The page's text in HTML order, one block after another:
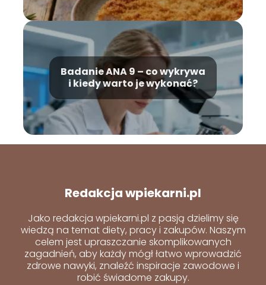
Badanie ANA 9 – co wykrywa
i kiedy warto je wykonać?
Redakcja wpiekarni.pl
Jako redakcja wpiekarni.pl z pasją dzielimy się
wiedzą na temat diety, pracy i zakupów. Naszym
celem jest upraszczanie skomplikowanych
zagadnień, aby każdy mógł łatwo wprowadzić
zdrowe nawyki, znaleźć inspiracje zawodowe i
robić świadome zakupy.